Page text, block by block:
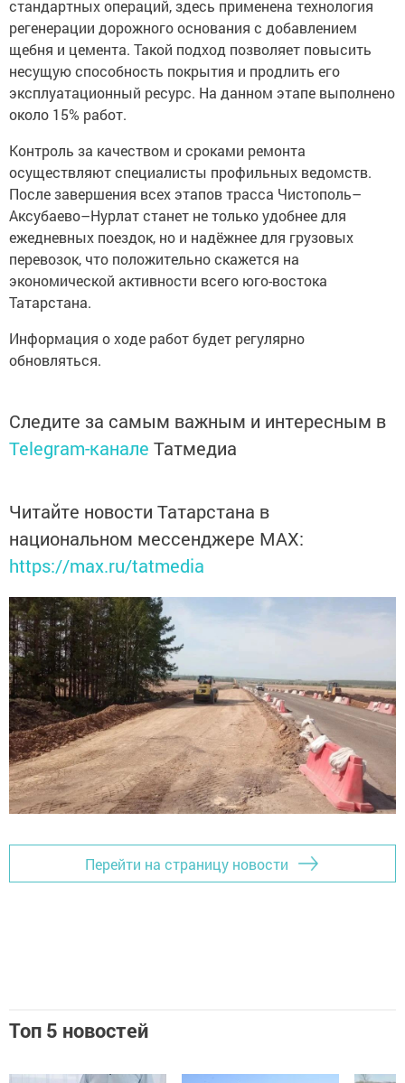
стандартных операций, здесь применена технология
регенерации дорожного основания с добавлением
щебня и цемента. Такой подход позволяет повысить
несущую способность покрытия и продлить его
эксплуатационный ресурс. На данном этапе выполнено
около 15% работ.
Контроль за качеством и сроками ремонта
осуществляют специалисты профильных ведомств.
После завершения всех этапов трасса Чистополь–
Аксубаево–Нурлат станет не только удобнее для
ежедневных поездок, но и надёжнее для грузовых
перевозок, что положительно скажется на
экономической активности всего юго-востока
Татарстана.
Информация о ходе работ будет регулярно
обновляться.
Следите за самым важным и интересным в
Telegram-канале Татмедиа
Читайте новости Татарстана в
национальном мессенджере MАХ:
https://max.ru/tatmedia
Перейти на страницу новости
Топ 5 новостей